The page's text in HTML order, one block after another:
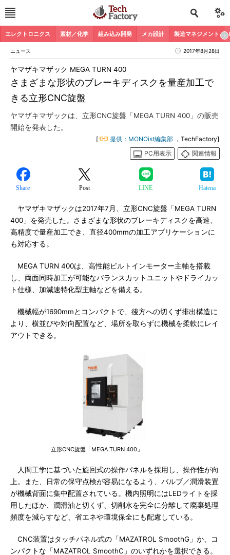
エレクトロニクス 素材／化学 組み込み開発 メカ設計 製造マネジメント
ニュース 2017年8月28日
さまざまな形状のブレーキディスクを量産加工で
きる立形CNC旋盤
ヤマザキマザック MEGA TURN 400
ヤマザキマザックは、立形CNC旋盤「MEGA TURN 400」の販売
開始を発表した。
[ 提供：MONOist編集部 ，TechFactory]
PC用表示
関連情報
Share Post LINE Hatena
ヤマザキマザックは2017年7月、立形CNC旋盤「MEGA TURN
400」を発売した。さまざまな形状のブレーキディスクを高速、
高精度で量産加工でき、直径400mmの加工アプリケーションに
も対応する。
MEGA TURN 400は、高性能ビルトインモーター主軸を搭載
し、両面同時加工が可能なバランスカットユニットやドライカッ
ト仕様、加減速特化型主軸などを備える。
機械幅が1690mmとコンパクトで、後方への切くず排出構造に
より、横並びや対向配置など、場所を取らずに機械を柔軟にレイ
アウトできる。
立形CNC旋盤「MEGA TURN 400」
人間工学に基づいた旋回式の操作パネルを採用し、操作性が向
上。また、日常の保守点検が容易になるよう、バルブ／潤滑装置
が機械背面に集中配置されている。機内照明にはLEDライトを採
用したほか、潤滑油と切くず、切削水を完全に分離して廃棄処理
頻度を減らすなど、省エネや環境保全にも配慮している。
CNC装置はタッチパネル式の「MAZATROL SmoothG」か、コ
ンパクトな「MAZATROL SmoothC」のいずれかを選択できる。